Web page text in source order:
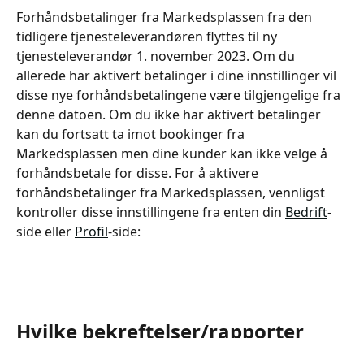
Forhåndsbetalinger fra Markedsplassen fra den
tidligere tjenesteleverandøren flyttes til ny
tjenesteleverandør 1. november 2023. Om du
allerede har aktivert betalinger i dine innstillinger vil
disse nye forhåndsbetalingene være tilgjengelige fra
denne datoen. Om du ikke har aktivert betalinger
kan du fortsatt ta imot bookinger fra
Markedsplassen men dine kunder kan ikke velge å
forhåndsbetale for disse. For å aktivere
forhåndsbetalinger fra Markedsplassen, vennligst
kontroller disse innstillingene fra enten din Bedrift-
side eller Profil-side:
Hvilke bekreftelser/rapporter